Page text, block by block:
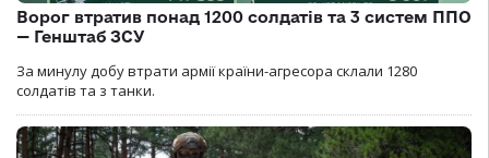
Ворог втратив понад 1200 солдатів та 3 систем ППО
— Генштаб ЗСУ
За минулу добу втрати армії країни-агресора склали 1280
солдатів та з танки.